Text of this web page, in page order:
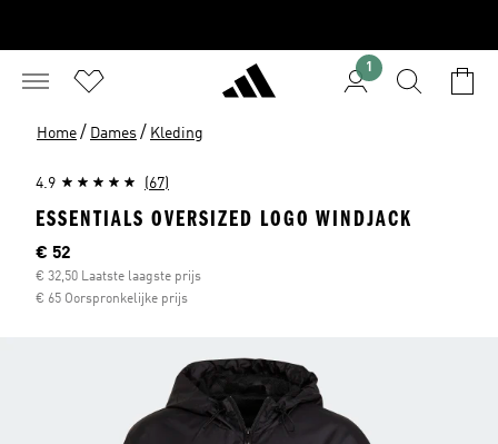
1
Home / Dames / Kleding
4.9 (67)
ESSENTIALS OVERSIZED LOGO WINDJACK
Huidige prijs
€ 52
€ 32,50 Laatste laagste prijs
€ 65 Oorspronkelijke prijs